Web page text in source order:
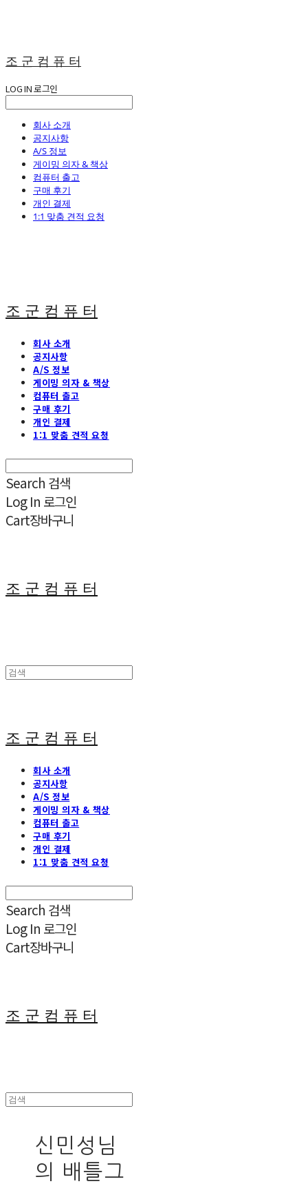
조 군 컴 퓨 터
LOG IN로그인
회사 소개
공지사항
A/S 정보
게이밍 의자 & 책상
컴퓨터 출고
구매 후기
개인 결제
1:1 맞춤 견적 요청
조 군 컴 퓨 터
회사 소개
공지사항
A/S 정보
게이밍 의자 & 책상
컴퓨터 출고
구매 후기
개인 결제
1:1 맞춤 견적 요청
Search 검색
Log In 로그인
Cart장바구니
조 군 컴 퓨 터
조 군 컴 퓨 터
회사 소개
공지사항
A/S 정보
게이밍 의자 & 책상
컴퓨터 출고
구매 후기
개인 결제
1:1 맞춤 견적 요청
Search 검색
Log In 로그인
Cart장바구니
조 군 컴 퓨 터
신민성님
의 배틀그